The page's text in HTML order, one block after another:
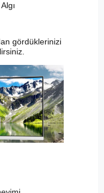
gördüklerinizi